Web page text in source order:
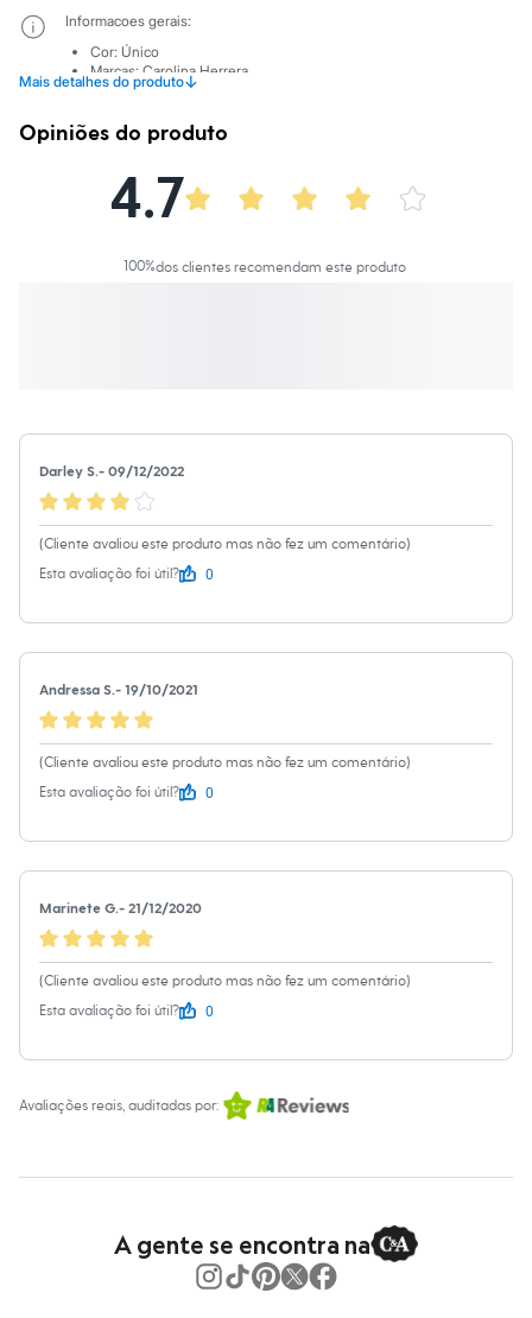
Sutiãs e Tops
Moda praia
Biquínis
Maiôs
Personagens
Blusas e Camisetas
Casacos e Jaquetas
Moda esportiva
Roupas
Camisas
Calças
Camisetas e Regatas
Casacos e Jaquetas
Jeans
Polos
Bolsas e Mochilas
Chapéus e Bonés
Carteiras
Óculos
Relógios
Calçados
Botas
Chinelos
Sandálias e Papetes
Moda esportiva
Acessórios
Bermudas
Camisetas
Calças
Calçados
Regatas
Cuecas
Pijamas
Moda praia
Blusas e Camisetas
Casacos e Jaquetas
Mais detalhes do produto↓
Informacoes gerais:
Cor: Único
Marcas: Carolina Herrera
Opiniões do produto
4.7
100%dos clientes recomendam este produto
Darley S.- 09/12/2022
(Cliente avaliou este produto mas não fez um comentário)
Esta avaliação foi útil?
0
Andressa S.- 19/10/2021
(Cliente avaliou este produto mas não fez um comentário)
Esta avaliação foi útil?
0
Marinete G.- 21/12/2020
(Cliente avaliou este produto mas não fez um comentário)
Esta avaliação foi útil?
0
Avaliações reais, auditadas por:
A gente se encontra na